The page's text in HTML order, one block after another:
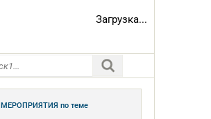
Загрузка...
МЕРОПРИЯТИЯ по теме